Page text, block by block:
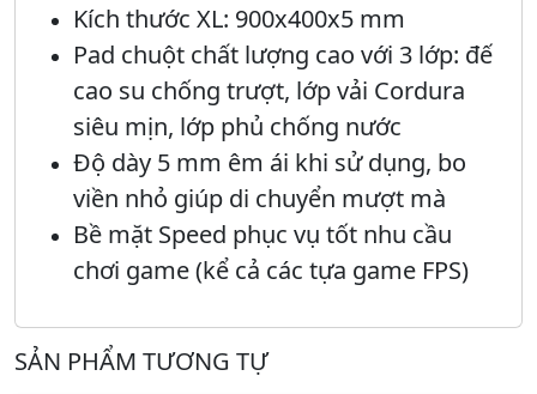
Kích thước XL: 900x400x5 mm
Pad chuột chất lượng cao với 3 lớp: đế
cao su chống trượt, lớp vải Cordura
siêu mịn, lớp phủ chống nước
Độ dày 5 mm êm ái khi sử dụng, bo
viền nhỏ giúp di chuyển mượt mà
Bề mặt Speed phục vụ tốt nhu cầu
chơi game (kể cả các tựa game FPS)
SẢN PHẨM TƯƠNG TỰ